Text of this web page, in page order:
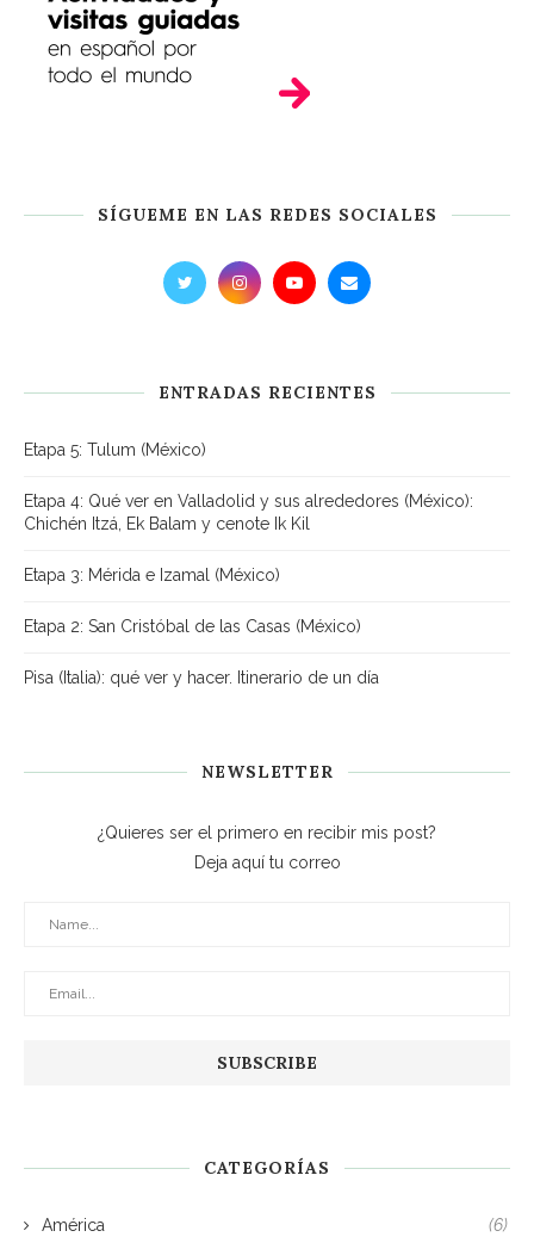
SÍGUEME EN LAS REDES SOCIALES
ENTRADAS RECIENTES
Etapa 5: Tulum (México)
Etapa 4: Qué ver en Valladolid y sus alrededores (México):
Chichén Itzá, Ek Balam y cenote Ik Kil
Etapa 3: Mérida e Izamal (México)
Etapa 2: San Cristóbal de las Casas (México)
Pisa (Italia): qué ver y hacer. Itinerario de un día
NEWSLETTER
¿Quieres ser el primero en recibir mis post?
Deja aquí tu correo
CATEGORÍAS
América (6)